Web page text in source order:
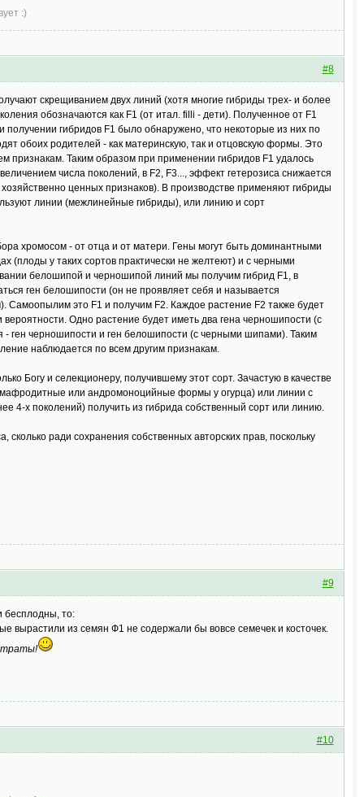
:)
#8
скрещиванием двух линий (хотя многие гибриды трех- и более
обозначаются как F1 (от итал. filli - дети). Полученное от F1
получении гибридов F1 было обнаружено, что некоторые из них по
обоих родителей - как материнскую, так и отцовскую формы. Это
признакам. Таким образом при применении гибридов F1 удалось
числа поколений, в F2, F3..., эффект гетерозиса снижается
ценных признаков). В производстве применяют гибриды
линии (межлинейные гибриды), или линию и сорт
хромосом - от отца и от матери. Гены могут быть доминантными
(плоды у таких сортов практически не желтеют) и с черными
белошипой и черношипой линий мы получим гибрид F1, в
ген белошипости (он не проявляет себя и называется
это F1 и получим F2. Каждое растение F2 также будет
Одно растение будет иметь два гена черношипости (с
ген черношипости и ген белошипости (с черными шипами). Таким
наблюдается по всем другим признакам.
Богу и селекционеру, получившему этот сорт. Зачастую в качестве
или андромоноцийные формы у огурца) или линии с
4-х поколений) получить из гибрида собственный сорт или линию.
ради сохранения собственных авторских прав, поскольку
#9
бесплодны, то:
вырастили из семян Ф1 не содержали бы вовсе семечек и косточек.
#10